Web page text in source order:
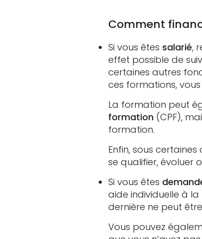
Comment
Si vous êtes salarié,
effet possible de
certaines autres
ces formations,
La formation peut
formation (CPF),
formation.
Enfin, sous certaines
se qualifier, évoluer
Si vous êtes
aide individuelle à
dernière ne peut
Vous pouvez